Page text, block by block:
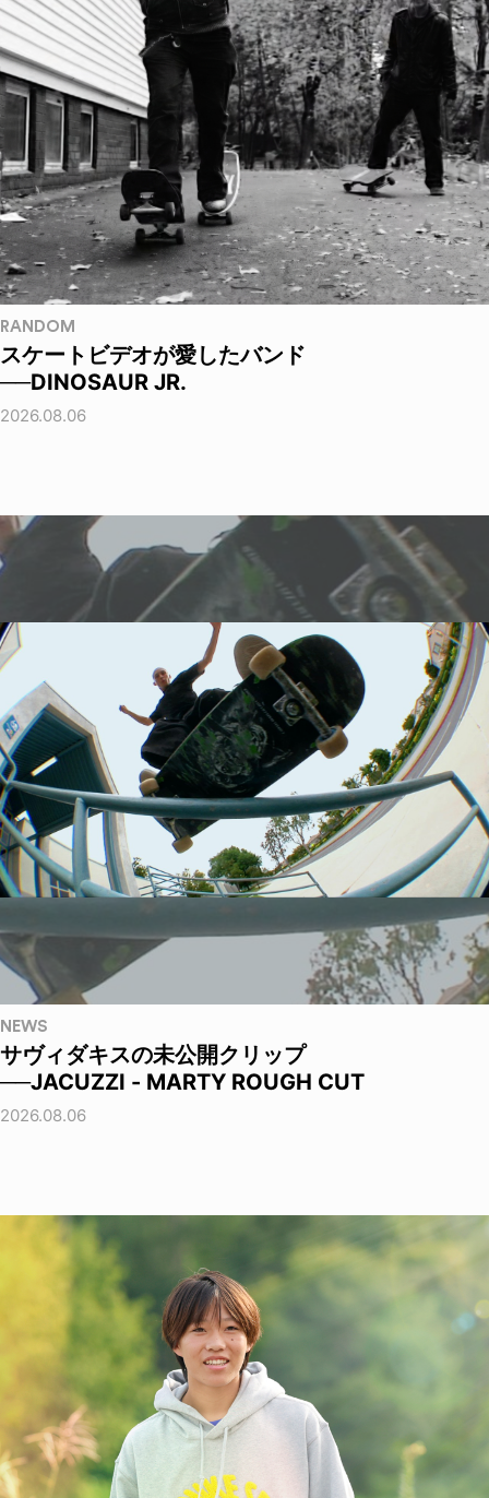
RANDOM
スケートビデオが愛したバンド
──DINOSAUR JR.
2026.08.06
NEWS
サヴィダキスの未公開クリップ
──JACUZZI - MARTY ROUGH CUT
2026.08.06